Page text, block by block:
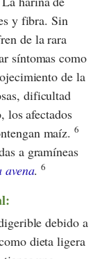
y fibra. Sin
de la rara
síntomas como
de la
dificultad
los afectados
maíz.6
a gramíneas
avena.6
debido a
dieta ligera